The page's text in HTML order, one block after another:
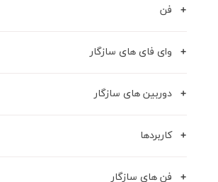
فن
وای فای های سازگار
دوربین های سازگار
کاربردها
فن های سازگار